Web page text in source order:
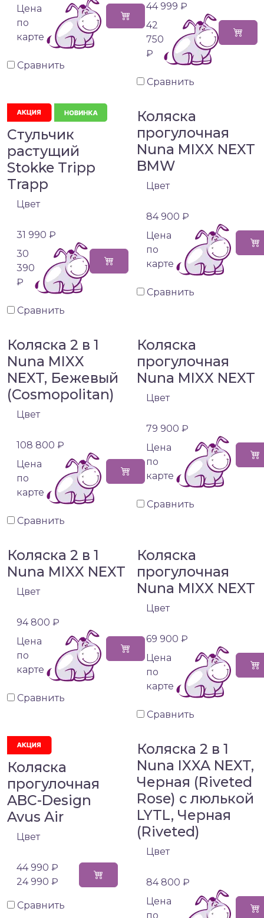
Цена
по
карте
Сравнить
44 999 ₽
42
750
₽
Сравнить
Стульчик
растущий
Stokke Tripp
Trapp
Цвет
31 990 ₽
30
390
₽
Сравнить
Коляска
прогулочная
Nuna MIXX NEXT
BMW
Цвет
84 900 ₽
Цена
по
карте
Сравнить
Коляска 2 в 1
Nuna MIXX
NEXT, Бежевый
(Cosmopolitan)
Цвет
108 800 ₽
Цена
по
карте
Сравнить
Коляска
прогулочная
Nuna MIXX NEXT
Цвет
79 900 ₽
Цена
по
карте
Сравнить
Коляска 2 в 1
Nuna MIXX NEXT
Цвет
94 800 ₽
Цена
по
карте
Сравнить
Коляска
прогулочная
Nuna MIXX NEXT
Цвет
69 900 ₽
Цена
по
карте
Сравнить
Коляска
прогулочная
ABC-Design
Avus Air
Цвет
44 990 ₽
24 990 ₽
Сравнить
Коляска 2 в 1
Nuna IXXA NEXT,
Черная (Riveted
Rose) с люлькой
LYTL, Черная
(Riveted)
Цвет
84 800 ₽
Цена
по